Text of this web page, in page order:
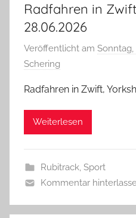
Radfahren in
28.06.2026
Veröffentlicht am Sonntag,
Schering
Radfahren in Zwift,
Weiterlesen
Rubitrack, Sport
Kommentar